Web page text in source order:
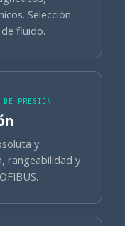
Selección
fluido.
PRESIÓN
y
rangeabilidad y